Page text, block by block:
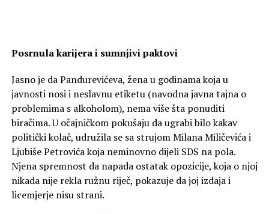
Posrnula karijera i sumnjivi paktovi
Jasno je da Pandurevićeva, žena u godinama koja u
javnosti nosi i neslavnu etiketu (navodna javna tajna o
problemima s alkoholom), nema više šta ponuditi
biračima. U očajničkom pokušaju da ugrabi bilo kakav
politički kolač, udružila se sa strujom Milana Miličevića i
Ljubiše Petrovića koja neminovno dijeli SDS na pola.
Njena spremnost da napada ostatak opozicije, koja o njoj
nikada nije rekla ružnu riječ, pokazuje da joj izdaja i
licemjerje nisu strani.